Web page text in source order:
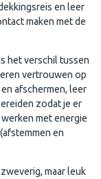
en leer
maken met de
het verschil tussen
vertrouwen op
afschermen, leer
zodat je er
met energie
en
maar leuk